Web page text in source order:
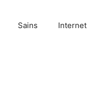
Sains Internet